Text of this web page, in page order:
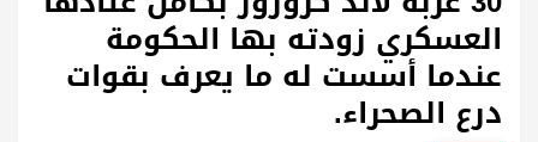
العسكري زودته بها الحكومة
عندما أسست له ما يعرف بقوات
درع الصحراء.